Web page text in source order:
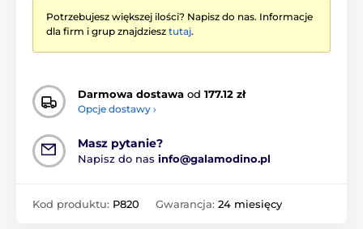
Potrzebujesz większej ilości? Napisz do nas. Informacje
dla firm i grup znajdziesz tutaj.
Darmowa dostawa od 177.12 zł
Opcje dostawy ›
Masz pytanie?
Napisz do nas info@galamodino.pl
Kod produktu: P820 Gwarancja: 24 miesięcy